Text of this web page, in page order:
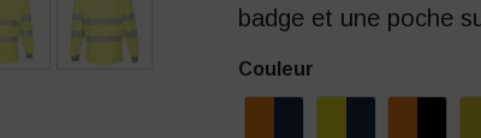
badge et une poche
Couleur